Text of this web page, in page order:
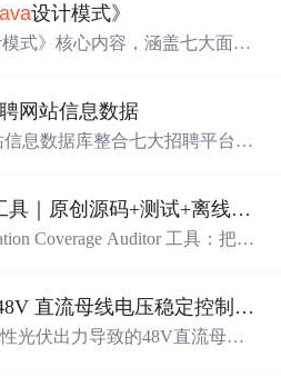
设计模式》
式》核心内容，涵盖七大面向
、结构型（适配器、代理、装
元）和行为型（观察者、策
。
网站信息数据
信息数据库整合七大招聘平台数
源性、长时序、高频更新与文
动经济学、教育政策与企业HR
网页问答引用覆盖工具｜原创源码+测试+离线报告
Coverage Auditor 工具：把网
压缩包包含完整源码、3项自动
JSON/SVG离线报告、1080×
间歇性光伏出力下 48V 直流母线电压稳定控制及储能双向充放电闭环调控体系研究（Simulink仿真实现）
光伏出力导致的48V直流母线